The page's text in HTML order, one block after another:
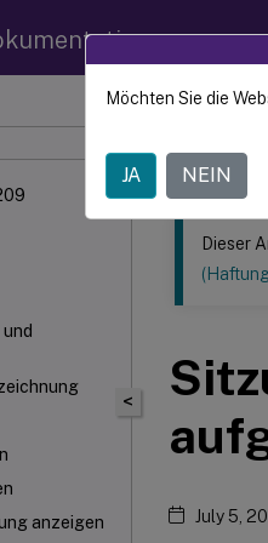
anzeigen
Dieser Inhalt
<
Dieser
July 5,
Möchten Sie die
JA NEIN